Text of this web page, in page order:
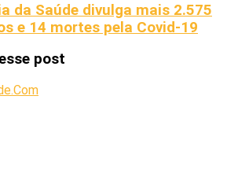
da Saúde divulga mais 2.575
e 14 mortes pela Covid-19
post